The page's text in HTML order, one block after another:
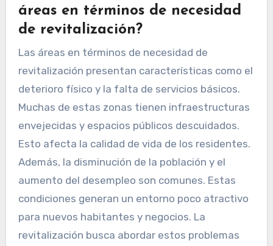
áreas en términos de necesidad
de revitalización?
Las áreas en términos de necesidad de
revitalización presentan características como el
deterioro físico y la falta de servicios básicos.
Muchas de estas zonas tienen infraestructuras
envejecidas y espacios públicos descuidados.
Esto afecta la calidad de vida de los residentes.
Además, la disminución de la población y el
aumento del desempleo son comunes. Estas
condiciones generan un entorno poco atractivo
para nuevos habitantes y negocios. La
revitalización busca abordar estos problemas